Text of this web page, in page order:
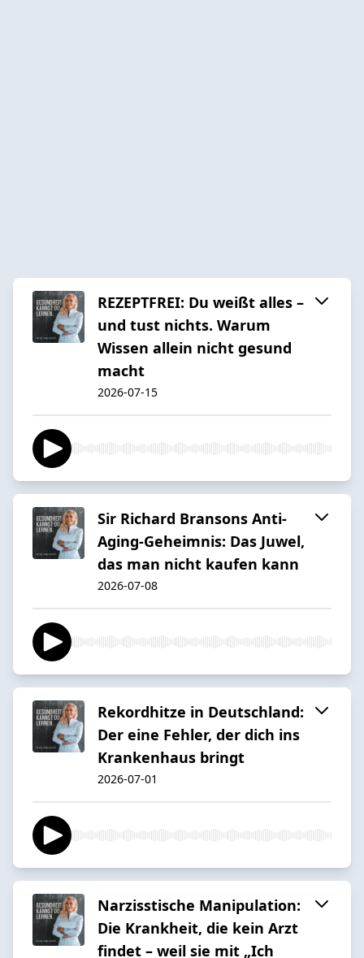
REZEPTFREI: Du weißt alles –
und tust nichts. Warum
Wissen allein nicht gesund
macht
2026-07-15
Sir Richard Bransons Anti-
Aging-Geheimnis: Das Juwel,
das man nicht kaufen kann
2026-07-08
Rekordhitze in Deutschland:
Der eine Fehler, der dich ins
Krankenhaus bringt
2026-07-01
Narzisstische Manipulation:
Die Krankheit, die kein Arzt
findet – weil sie mit „Ich